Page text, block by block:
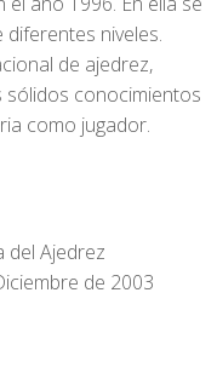
niveles.
de ajedrez,
sólidos conocimientos
como jugador.
del Ajedrez
de 2003